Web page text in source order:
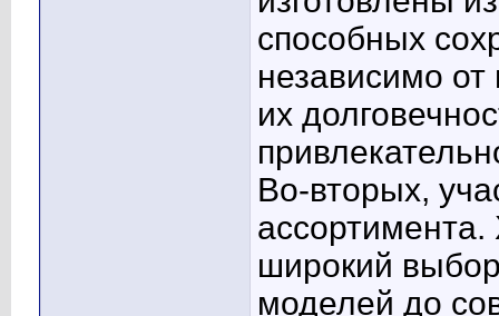
способных
независимо
их
Во-вторых,
широкий
моделей до